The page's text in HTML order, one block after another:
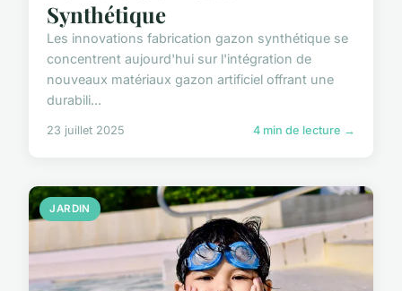
Synthétique
Les innovations fabrication gazon synthétique se
concentrent aujourd'hui sur l'intégration de
nouveaux matériaux gazon artificiel offrant une
durabili...
23 juillet 2025 4 min de lecture →
JARDIN